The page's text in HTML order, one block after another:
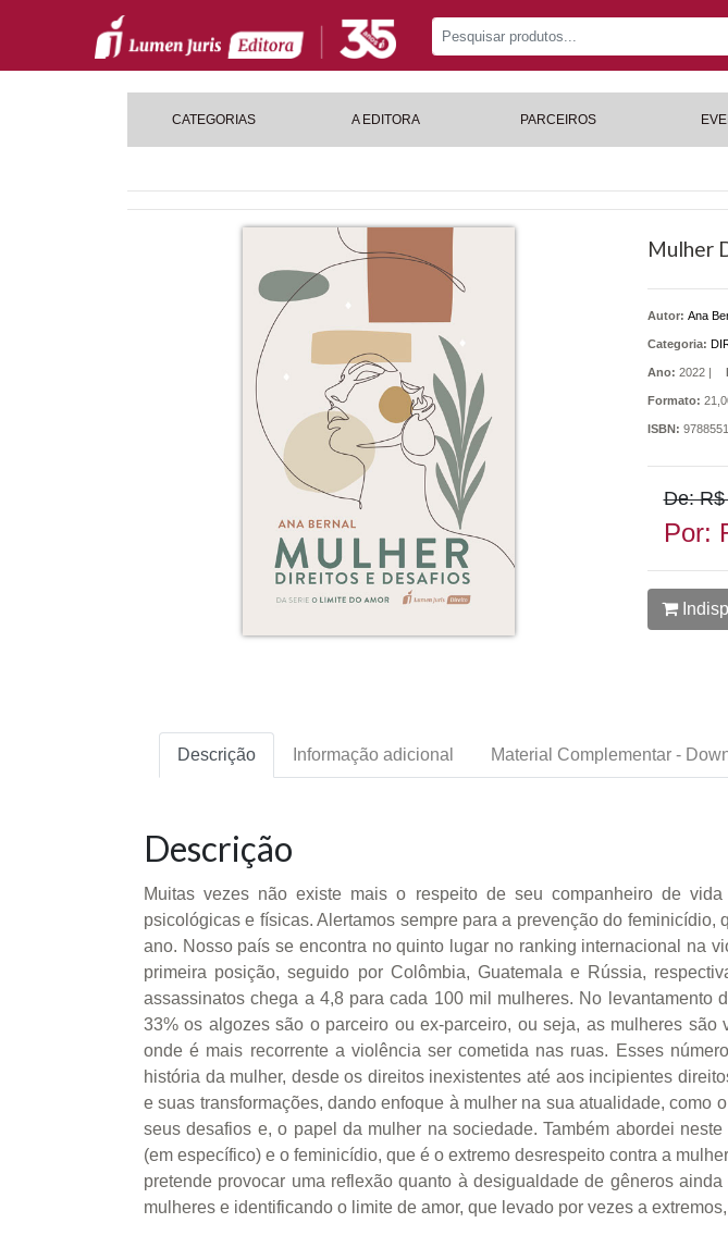
CATEGORIAS A EDITORA PARCEIROS
Mulher
Autor: Ana
Categoria:
Ano: 2022 |
Formato:
ISBN:
De:
Por:
Descrição Informação adicional Material Complementar -
Descrição
Muitas vezes não existe mais o respeito de seu companheiro de
psicológicas e físicas. Alertamos sempre para a prevenção do
ano. Nosso país se encontra no quinto lugar no ranking internacional na
primeira posição, seguido por Colômbia, Guatemala e Rússia,
assassinatos chega a 4,8 para cada 100 mil mulheres. No
33% os algozes são o parceiro ou ex-parceiro, ou seja, as mulheres
onde é mais recorrente a violência ser cometida nas ruas. Esses
história da mulher, desde os direitos inexistentes até aos incipientes
e suas transformações, dando enfoque à mulher na sua atualidade,
seus desafios e, o papel da mulher na sociedade. Também abordei
(em específico) e o feminicídio, que é o extremo desrespeito contra a
pretende provocar uma reflexão quanto à desigualdade de gêneros
mulheres e identificando o limite de amor, que levado por vezes a